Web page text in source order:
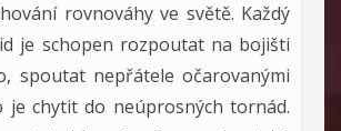
rovnováhy ve světě. Každý
je schopen rozpoutat na bojišti
spoutat nepřátele očarovanými
je chytit do neúprosných tornád.